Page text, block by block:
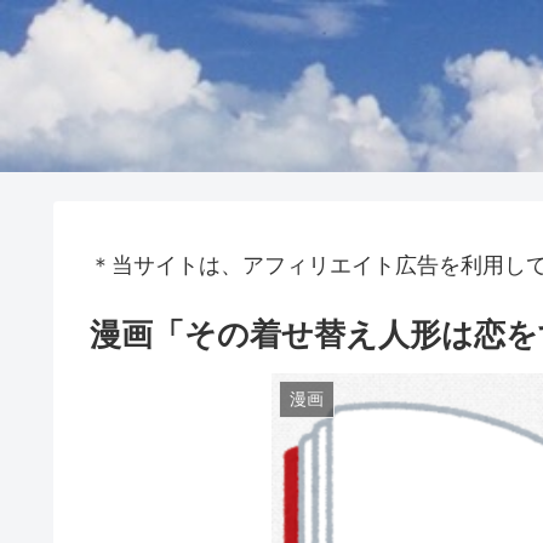
＊当サイトは、アフィリエイト広告を利用し
漫画「その着せ替え人形は恋
漫画